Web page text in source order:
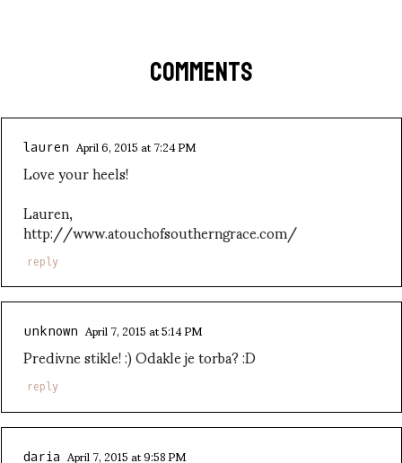
COMMENTS
lauren April 6, 2015 at 7:24 PM
Love your heels!
Lauren,
http://www.atouchofsoutherngrace.com/
reply
unknown April 7, 2015 at 5:14 PM
Predivne stikle! :) Odakle je torba? :D
reply
daria April 7, 2015 at 9:58 PM